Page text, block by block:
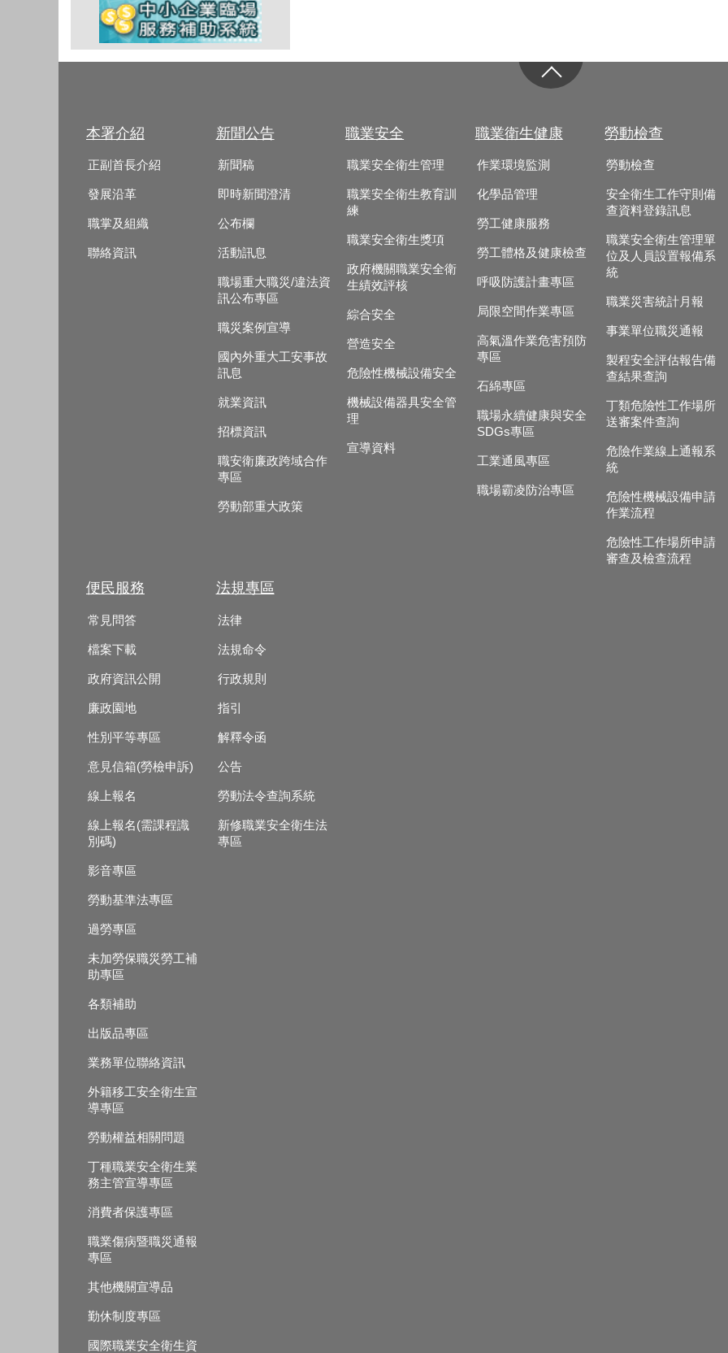
本署介紹
正副首長介紹
發展沿革
職掌及組織
聯絡資訊
新聞公告
新聞稿
即時新聞澄清
公布欄
活動訊息
職場重大職災/違法資
訊公布專區
職災案例宣導
國內外重大工安事故
訊息
就業資訊
招標資訊
職安衛廉政跨域合作
專區
勞動部重大政策
職業安全
職業安全衛生管理
職業安全衛生教育訓
練
職業安全衛生獎項
政府機關職業安全衛
生績效評核
綜合安全
營造安全
危險性機械設備安全
機械設備器具安全管
理
宣導資料
職業衛生健康
作業環境監測
化學品管理
勞工健康服務
勞工體格及健康檢查
呼吸防護計畫專區
局限空間作業專區
高氣溫作業危害預防
專區
石綿專區
職場永續健康與安全
SDGs專區
工業通風專區
職場霸凌防治專區
勞動檢查
勞動檢查
安全衛生工作守則備
查資料登錄訊息
職業安全衛生管理單
位及人員設置報備系
統
職業災害統計月報
事業單位職災通報
製程安全評估報告備
查結果查詢
丁類危險性工作場所
送審案件查詢
危險作業線上通報系
統
危險性機械設備申請
作業流程
危險性工作場所申請
審查及檢查流程
便民服務
常見問答
檔案下載
政府資訊公開
廉政園地
性別平等專區
意見信箱(勞檢申訴)
線上報名
線上報名(需課程識
別碼)
影音專區
勞動基準法專區
過勞專區
未加勞保職災勞工補
助專區
各類補助
出版品專區
業務單位聯絡資訊
外籍移工安全衛生宣
導專區
勞動權益相關問題
丁種職業安全衛生業
務主管宣導專區
消費者保護專區
職業傷病暨職災通報
專區
其他機關宣導品
勤休制度專區
國際職業安全衛生資
法規專區
法律
法規命令
行政規則
指引
解釋令函
公告
勞動法令查詢系統
新修職業安全衛生法
專區